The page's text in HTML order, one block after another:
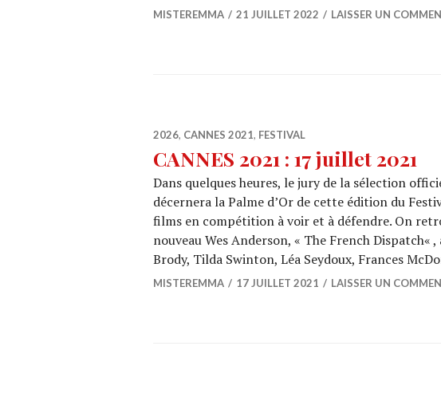
MISTEREMMA 21 JUILLET 2022 LAISSER UN
2026, CANNES 2021, FESTIVAL
CANNES 2021 : 17 juillet 2021
Dans quelques heures, le jury de la sélection
décernera la Palme d’Or de cette édition du
films en compétition à voir et à défendre. On
nouveau Wes Anderson, « The French Dispatch«
Brody, Tilda Swinton, Léa Seydoux, Frances
MISTEREMMA 17 JUILLET 2021 LAISSER UN